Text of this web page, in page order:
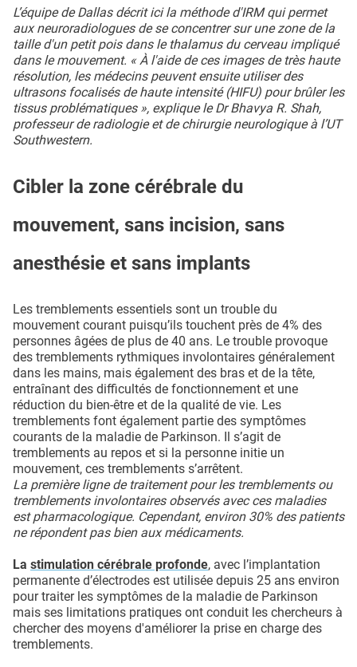
L’équipe de Dallas décrit ici la méthode d'IRM qui permet
aux neuroradiologues de se concentrer sur une zone de la
taille d'un petit pois dans le thalamus du cerveau impliqué
dans le mouvement. « À l'aide de ces images de très haute
résolution, les médecins peuvent ensuite utiliser des
ultrasons focalisés de haute intensité (HIFU) pour brûler les
tissus problématiques », explique le Dr Bhavya R. Shah,
professeur de radiologie et de chirurgie neurologique à l’UT
Southwestern.
Cibler la zone cérébrale du
mouvement, sans incision, sans
anesthésie et sans implants
Les tremblements essentiels sont un trouble du
mouvement courant puisqu’ils touchent près de 4% des
personnes âgées de plus de 40 ans. Le trouble provoque
des tremblements rythmiques involontaires généralement
dans les mains, mais également des bras et de la tête,
entraînant des difficultés de fonctionnement et une
réduction du bien-être et de la qualité de vie. Les
tremblements font également partie des symptômes
courants de la maladie de Parkinson. Il s’agit de
tremblements au repos et si la personne initie un
mouvement, ces tremblements s’arrêtent.
La première ligne de traitement pour les tremblements ou
tremblements involontaires observés avec ces maladies
est pharmacologique. Cependant, environ 30% des patients
ne répondent pas bien aux médicaments.
La stimulation cérébrale profonde, avec l’implantation
permanente d’électrodes est utilisée depuis 25 ans environ
pour traiter les symptômes de la maladie de Parkinson
mais ses limitations pratiques ont conduit les chercheurs à
chercher des moyens d'améliorer la prise en charge des
tremblements.